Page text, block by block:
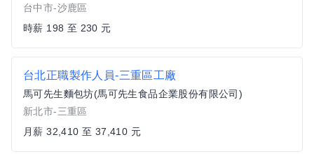
台中市-沙鹿區
時薪 198 至 230 元
台北正職製作人員-三重區工廠
馬可先生麵包坊(馬可先生食品企業股份有限公司)
新北市-三重區
月薪 32,410 至 37,410 元